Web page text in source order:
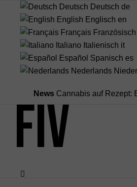
Deutsch Deutsch de
English Englisch en
Français Französisch
Italiano Italienisch it
Español Spanisch es
Nederlands
News Cannabis auf Rezept: